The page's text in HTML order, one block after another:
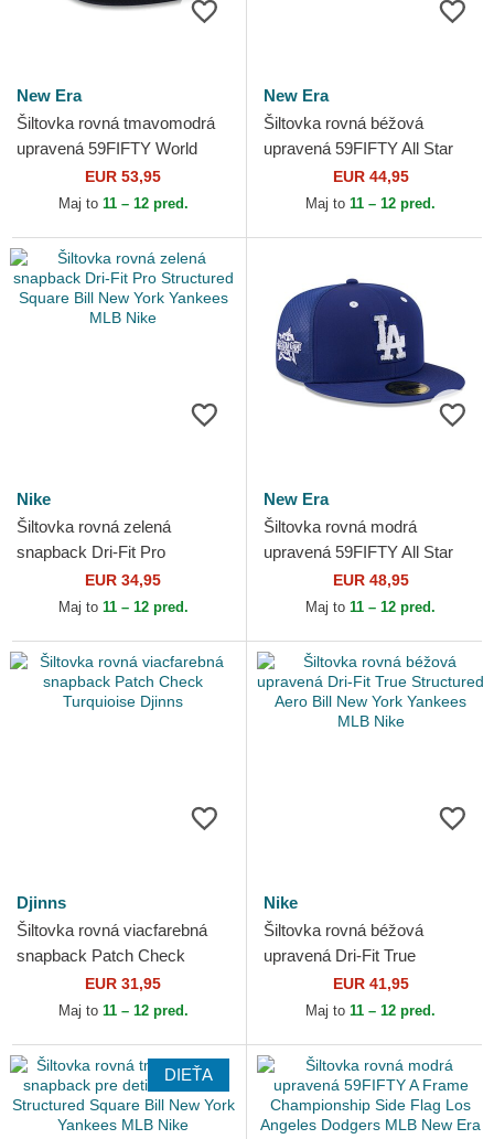
New Era
Šiltovka rovná tmavomodrá
upravená 59FIFTY World
Series 2009 Side Patch New
York Yankees MLB New Era
EUR 53,95
Maj to 11 – 12 pred.
New Era
Šiltovka rovná béžová
upravená 59FIFTY All Star
Game Fan Pack Philadelphia
Phillies MLB New Era
EUR 44,95
Maj to 11 – 12 pred.
Nike
Šiltovka rovná zelená
snapback Dri-Fit Pro
Structured Square Bill New
York Yankees MLB Nike
EUR 34,95
Maj to 11 – 12 pred.
New Era
Šiltovka rovná modrá
upravená 59FIFTY All Star
Game Workout Los Angeles
Dodgers MLB New Era
EUR 48,95
Maj to 11 – 12 pred.
Djinns
Šiltovka rovná viacfarebná
snapback Patch Check
Turquioise Djinns
EUR 31,95
Maj to 11 – 12 pred.
Nike
Šiltovka rovná béžová
upravená Dri-Fit True
Structured Aero Bill New York
Yankees MLB Nike
EUR 41,95
Maj to 11 – 12 pred.
DIEŤA